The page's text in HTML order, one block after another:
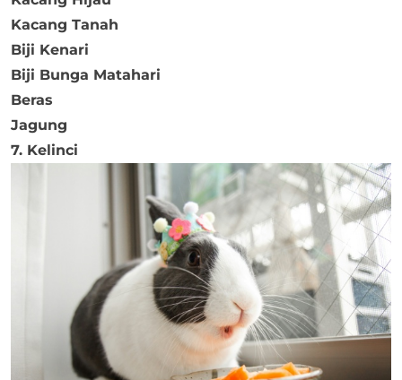
Kacang Tanah
Biji Kenari
Biji Bunga Matahari
Beras
Jagung
7. Kelinci